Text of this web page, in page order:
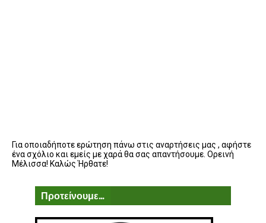
Για οποιαδήποτε ερώτηση πάνω στις αναρτήσεις μας , αφήστε
ένα σχόλιο και εμείς με χαρά θα σας απαντήσουμε. Ορεινή
Μέλισσα! Καλώς Ήρθατε!
Προτείνουμε...